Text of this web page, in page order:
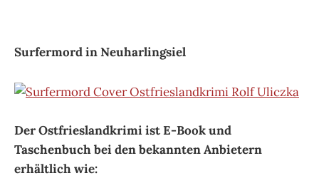
Surfermord in Neuharlingsiel
Der Ostfrieslandkrimi ist E-Book und
Taschenbuch bei den bekannten Anbietern
erhältlich wie: